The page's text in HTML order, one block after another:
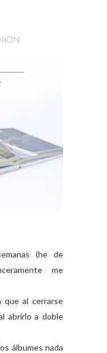
(he de
me
que al cerrarse
abrirlo a doble
álbumes nada